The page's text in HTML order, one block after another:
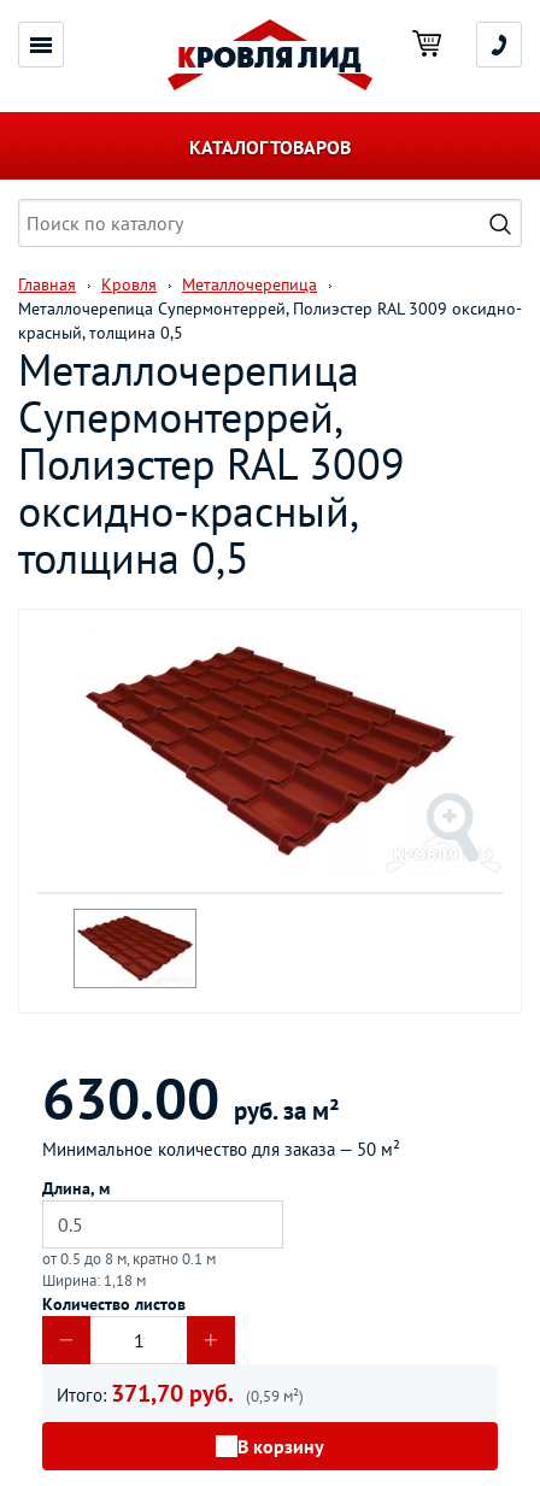
КАТАЛОГ ТОВАРОВ
Главная Кровля
Металлочерепица
Металлочерепица Супермонтеррей, Полиэстер RAL 3009 оксидно-
красный, толщина 0,5
Металлочерепица
Супермонтеррей,
Полиэстер RAL 3009
оксидно-красный,
толщина 0,5
630.00 руб. за м²
Минимальное количество для заказа — 50 м²
Длина, м
от 0.5 до 8 м, кратно 0.1 м
Ширина: 1,18 м
Количество листов
Итого: 371,70 руб. (0,59 м²)
В корзину